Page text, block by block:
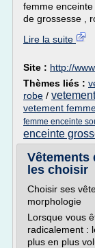
femme
de grossesse ,
Lire la suite
Site : http://
Thèmes liés :
robe /
vetement
femme enceinte
enceinte
Vêtements
les choisir
Choisir ses
morphologie
Lorsque vous
radicalement :
plus en plus